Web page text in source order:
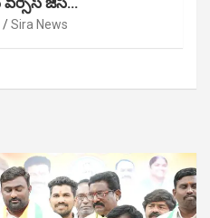
Sira News